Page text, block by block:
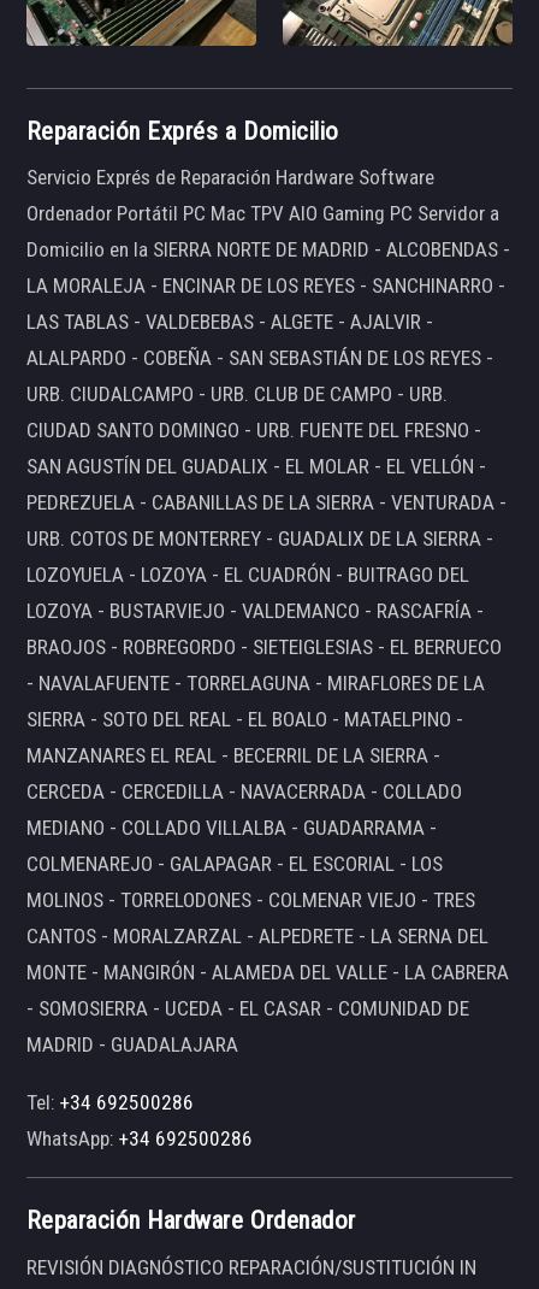
Reparación Exprés a Domicilio
Servicio Exprés de Reparación Hardware Software
Ordenador Portátil PC Mac TPV AIO Gaming PC Servidor a
Domicilio en la SIERRA NORTE DE MADRID - ALCOBENDAS -
LA MORALEJA - ENCINAR DE LOS REYES - SANCHINARRO -
LAS TABLAS - VALDEBEBAS - ALGETE - AJALVIR -
ALALPARDO - COBEÑA - SAN SEBASTIÁN DE LOS REYES -
URB. CIUDALCAMPO - URB. CLUB DE CAMPO - URB.
CIUDAD SANTO DOMINGO - URB. FUENTE DEL FRESNO -
SAN AGUSTÍN DEL GUADALIX - EL MOLAR - EL VELLÓN -
PEDREZUELA - CABANILLAS DE LA SIERRA - VENTURADA -
URB. COTOS DE MONTERREY - GUADALIX DE LA SIERRA -
LOZOYUELA - LOZOYA - EL CUADRÓN - BUITRAGO DEL
LOZOYA - BUSTARVIEJO - VALDEMANCO - RASCAFRÍA -
BRAOJOS - ROBREGORDO - SIETEIGLESIAS - EL BERRUECO
- NAVALAFUENTE - TORRELAGUNA - MIRAFLORES DE LA
SIERRA - SOTO DEL REAL - EL BOALO - MATAELPINO -
MANZANARES EL REAL - BECERRIL DE LA SIERRA -
CERCEDA - CERCEDILLA - NAVACERRADA - COLLADO
MEDIANO - COLLADO VILLALBA - GUADARRAMA -
COLMENAREJO - GALAPAGAR - EL ESCORIAL - LOS
MOLINOS - TORRELODONES - COLMENAR VIEJO - TRES
CANTOS - MORALZARZAL - ALPEDRETE - LA SERNA DEL
MONTE - MANGIRÓN - ALAMEDA DEL VALLE - LA CABRERA
- SOMOSIERRA - UCEDA - EL CASAR - COMUNIDAD DE
MADRID - GUADALAJARA
Tel:+34 692500286
WhatsApp:+34 692500286
Reparación Hardware Ordenador
REVISIÓN DIAGNÓSTICO REPARACIÓN/SUSTITUCIÓN IN